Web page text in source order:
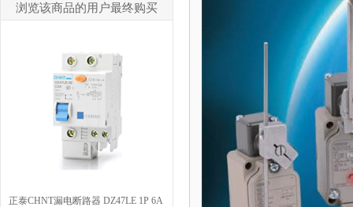
浏览该商品的用户最终购买
正泰CHNT漏电断路器 DZ47LE 1P 6A